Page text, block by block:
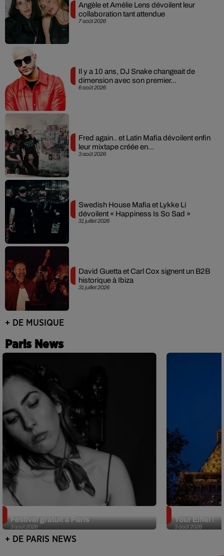
7 août 2026
Angèle et Amélie Lens dévoilent leur
collaboration tant attendue
6 août 2026
Il y a 10 ans, DJ Snake changeait de
dimension avec son premier...
3 août 2026
Fred again.. et Latin Mafia dévoilent enfin
leur mixtape créée en...
31 juillet 2026
Swedish House Mafia et Lykke Li
dévoilent « Happiness Is So Sad »
31 juillet 2026
David Guetta et Carl Cox signent un B2B
historique à Ibiza
+ DE MUSIQUE
Paris News
3 août 2026
Festival gratuit à Paris
3 août 2026
Tour Eiffel !
+ DE PARIS NEWS